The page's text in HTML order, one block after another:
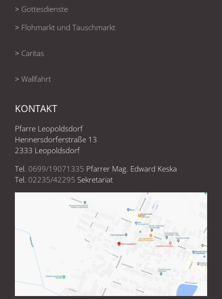
> Gottesdienste
> Flohmarkt und Tauschmarkt
> Caritas
> Wallfahrt
KONTAKT
Pfarre Leopoldsdorf
Hennersdorferstraße 13
2333 Leopoldsdorf
Tel. 0699/19071335 Pfarrer Mag. Edward Keska
Tel. 02235/42295 Sekretariat